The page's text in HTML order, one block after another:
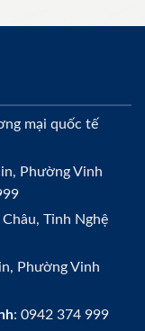
mại quốc tế
Phường Vinh
Tỉnh Nghệ
Phường Vinh
: 0942 374 999